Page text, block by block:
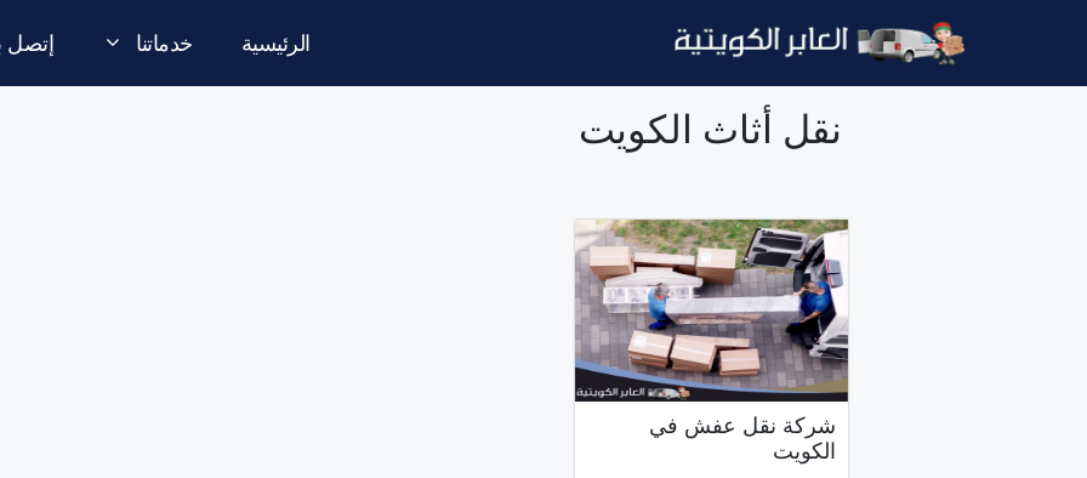
المحتوى
الرئيسية خدماتنا إتصل
نقل أثاث الكويت
شركة نقل عفش في
الكويت